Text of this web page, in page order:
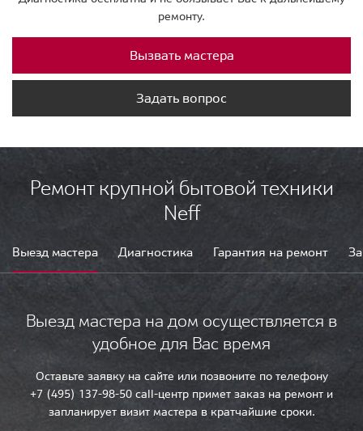
ремонту.
Вызвать мастера
Задать вопрос
Ремонт крупной бытовой техники
Neff
Выезд мастера Диагностика Гарантия на ремонт
Выезд мастера на дом осуществляется в
удобное для Вас время
Оставьте заявку на сайте или позвоните по телефону
+7 (495) 137-98-50 call-центр примет заказ на ремонт и
запланирует визит мастера в кратчайшие сроки.